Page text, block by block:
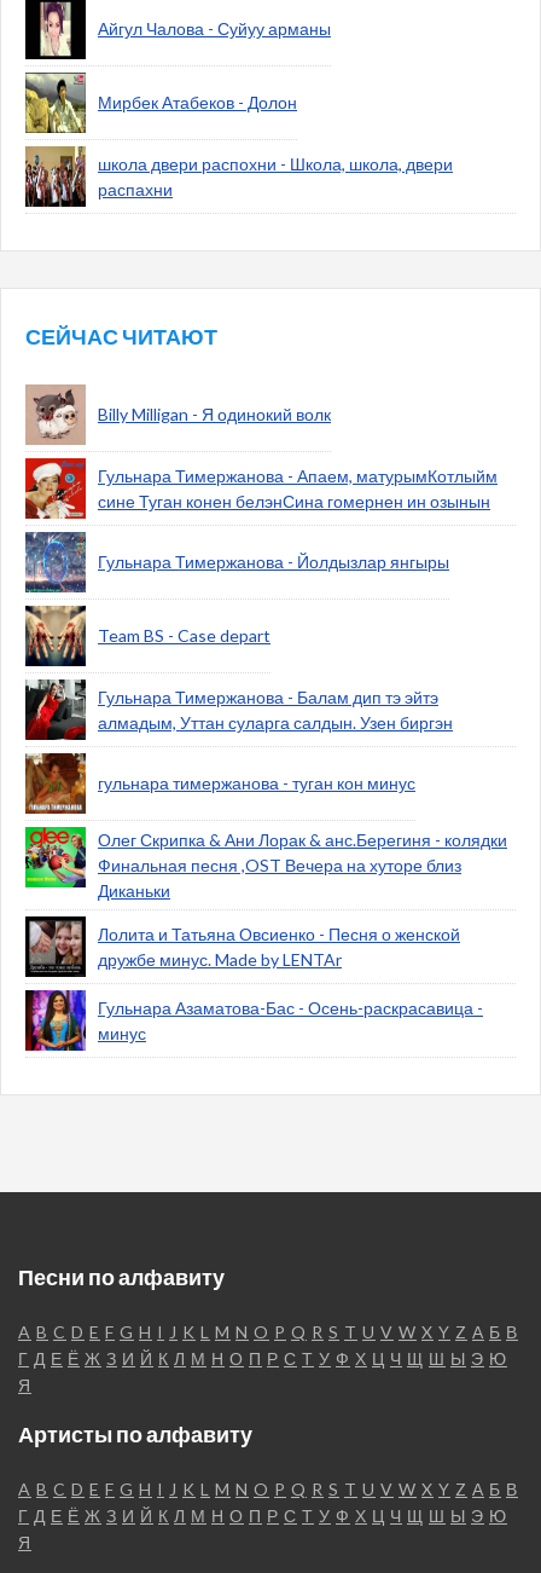
Айгул Чалова - Суйуу арманы
Мирбек Атабеков - Долон
школа двери распохни - Школа, школа, двери
распахни
СЕЙЧАС ЧИТАЮТ
Billy Milligan - Я одинокий волк
Гульнара Тимержанова - Апаем, матурымКотлыйм
сине Туган конен белэнСина гомернен ин озынын
Гульнара Тимержанова - Йолдызлар янгыры
Team BS - Case depart
Гульнара Тимержанова - Балам дип тэ эйтэ
алмадым, Уттан суларга салдын. Узен биргэн
гульнара тимержанова - туган кон минус
Олег Скрипка & Ани Лорак & анс.Берегиня - колядки
Финальная песня ,OST Вечера на хуторе близ
Диканьки
Лолита и Татьяна Овсиенко - Песня о женской
дружбе минус. Made by LENTAr
Гульнара Азаматова-Бас - Осень-раскрасавица -
минус
Песни по алфавиту
A B C D E F G H I J K L M N O P Q R S T U V W X Y Z А Б В
Г Д Е Ё Ж З И Й К Л М Н О П Р С Т У Ф Х Ц Ч Щ Ш Ы Э Ю
Я
Артисты по алфавиту
A B C D E F G H I J K L M N O P Q R S T U V W X Y Z А Б В
Г Д Е Ё Ж З И Й К Л М Н О П Р С Т У Ф Х Ц Ч Щ Ш Ы Э Ю
Я